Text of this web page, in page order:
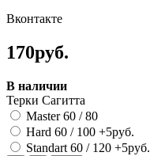
Вконтакте
170руб.
В наличии
Терки Сагитта
Master 60 / 80
Hard 60 / 100 +5руб.
Standart 60 / 120 +5руб.